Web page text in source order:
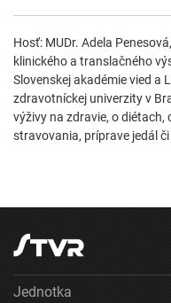
Hosť: MUDr. Adela
klinického a translačného
Slovenskej akadémie vied a
zdravotníckej univerzity v
výživy na zdravie, o
stravovania, príprave jedál
Jednotka